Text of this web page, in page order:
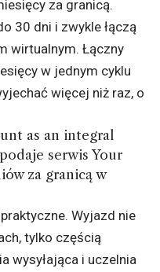
za granicą.
30 dni i zwykle łączą
wirtualnym. Łączny
w jednym cyklu
więcej niż raz, o
as an integral
serwis Your
za granicą w
Wyjazd nie
tylko częścią
wysyłająca i uczelnia